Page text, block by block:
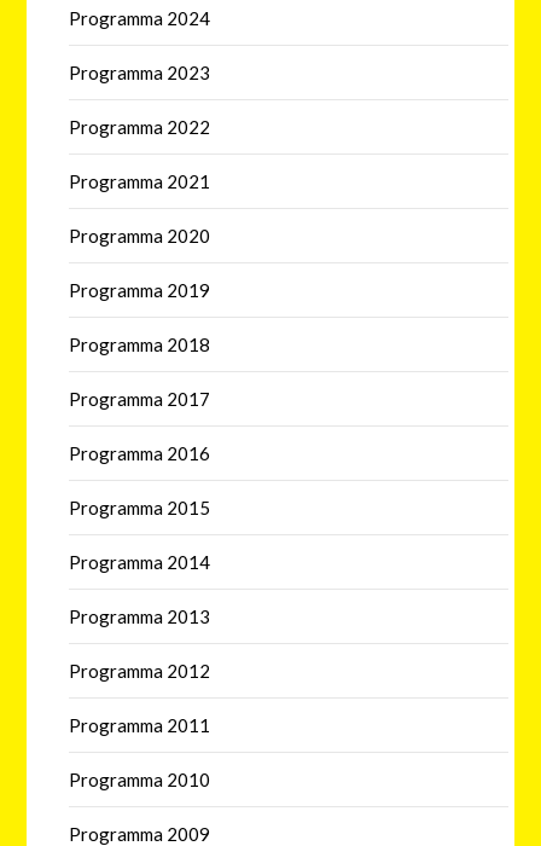
Programma 2024
Programma 2023
Programma 2022
Programma 2021
Programma 2020
Programma 2019
Programma 2018
Programma 2017
Programma 2016
Programma 2015
Programma 2014
Programma 2013
Programma 2012
Programma 2011
Programma 2010
Programma 2009